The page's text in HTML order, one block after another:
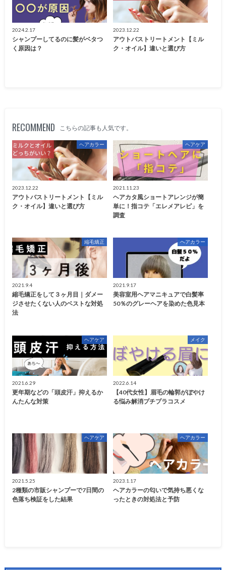
2024.2.17
シャンプーしてるのに髪がベタつ
く原因は？
2023.12.22
アウトバストリートメント【ミル
ク・オイル】違いと選び方
RECOMMEND こちらの記事も人気です。
ヘアカラー
2023.12.22
アウトバストリートメント【ミル
ク・オイル】違いと選び方
ヘアケア
2021.11.23
ヘアカタ風ショートアレンジが簡
単に！指コテ「エレメアレピ」を
調査
縮毛矯正
2021.9.4
縮毛矯正をして３ヶ月目｜ダメー
ジさせたくない人のベストな対処
法
ヘアカラー
2021.9.17
美容室用ヘアマニキュアで白髪率
50％のグレーヘアを染めた色見本
ヘアケア
2021.6.29
更年期などの「頭皮汗」抑えるか
んたんな対策
メイク
2022.6.14
【40代女性】眉毛の輪郭がぼやけ
る悩み解消プチプラコスメ
ヘアケア
2021.5.25
2種類の市販シャンプーで7日間の
色落ち検証をした結果
ヘアカラー
2023.1.17
ヘアカラーの匂いで気持ち悪くな
ったときの対処法と予防